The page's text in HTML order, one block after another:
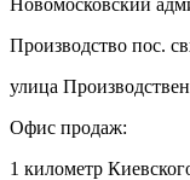
Новомосковский
Производство пос.
улица
Офис продаж:
1 километр